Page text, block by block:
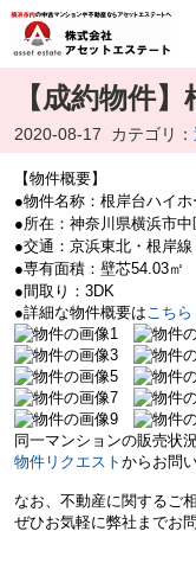
【成約物件
2020-08-17 カテゴリ：
【物件概要】
●物件名称：根岸台ハイホ
●所在：神奈川県横浜市
●交通：京浜東北・根岸
●専有面積：壁芯54.03㎡
●間取り：3DK
●詳細な物件概要はこちら
同一マンションの販売状
物件リクエスト からお問
なお、不動産に関するご
ぜひお気軽に弊社までお